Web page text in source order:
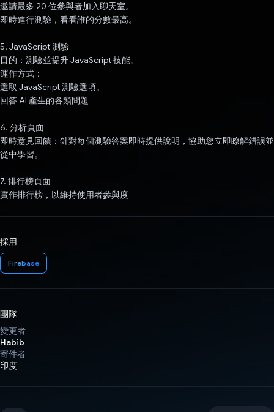
邀請最多 20 位參與者加入聊天室。
即時進行測驗，看看誰的分數最高。
5. JavaScript 測驗
目的：測驗並提升 JavaScript 技能。
運作方式：
選取 JavaScript 測驗選項。
回答 AI 產生的各類問題
6. 分析頁面
即時意見回饋：針對每個測驗答案即時提供說明，協助您立即瞭解錯誤並
從中學習。
7. 排行榜頁面
實作排行榜，以維持使用者參與度
採用
Firebase
團隊
變更者
Habib
寄件者
印度